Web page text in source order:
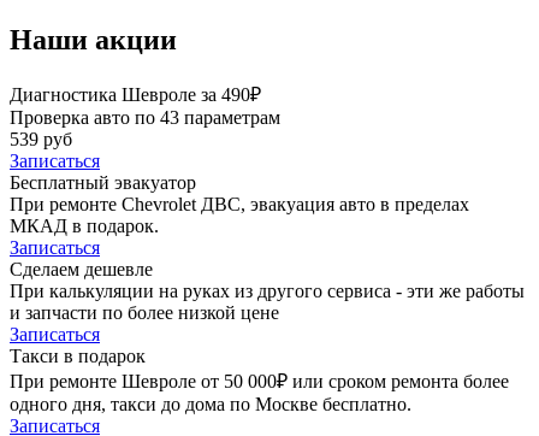
Наши акции
Диагностика Шевроле за 490₽
Проверка авто по 43 параметрам
539 руб
Записаться
Бесплатный эвакуатор
При ремонте Chevrolet ДВС, эвакуация авто в пределах
МКАД в подарок.
Записаться
Сделаем дешевле
При калькуляции на руках из другого сервиса - эти же работы
и запчасти по более низкой цене
Записаться
Такси в подарок
При ремонте Шевроле от 50 000₽ или сроком ремонта более
одного дня, такси до дома по Москве бесплатно.
Записаться